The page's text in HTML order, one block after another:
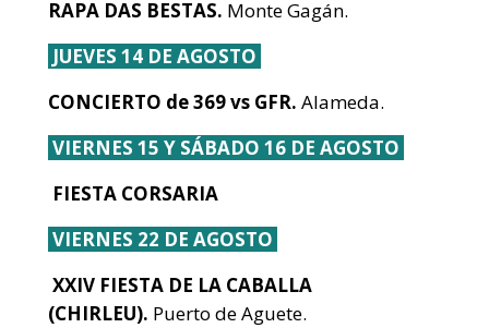
RAPA DAS BESTAS. Monte Gagán.
JUEVES 14 DE AGOSTO
CONCIERTO de 369 vs GFR. Alameda.
VIERNES 15 Y SÁBADO 16 DE AGOSTO
FIESTA CORSARIA
VIERNES 22 DE AGOSTO
XXIV FIESTA DE LA CABALLA
(CHIRLEU). Puerto de Aguete.